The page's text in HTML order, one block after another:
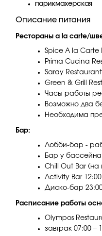
парикмахерская
Описание питания
Рестораны a la carte/
Spice A la Carte
Prima Cucina
Saray
Green & Grill
Часы работы
Возможно два
Необходима
Бар:
Лобби-бар -
Бар у бассейна
Chill Out Bar (на
Activity Bar 12:00
Диско-бар 23:00
Расписание работы
Olympos
завтрак 07:00 –